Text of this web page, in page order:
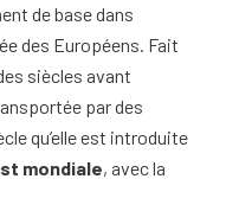
de base dans
des Européens. Fait
siècles avant
par des
qu’elle est introduite
mondiale, avec la